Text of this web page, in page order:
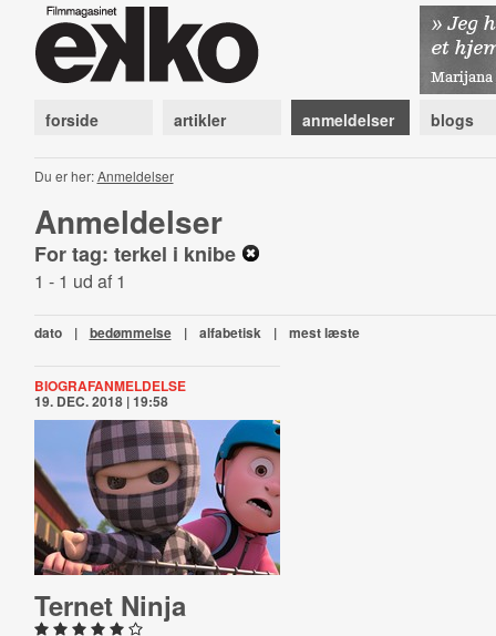
forside artikler anmeldelser blogs
Du er her:Anmeldelser
Anmeldelser
For tag: terkel i knibe
1 - 1 ud af 1
dato | bedømmelse | alfabetisk | mest læste
BIOGRAFANMELDELSE
19. DEC. 2018 | 19:58
Ternet Ninja